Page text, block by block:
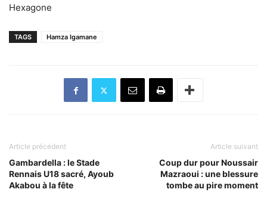
Hexagone
TAGS Hamza Igamane
Article précédent
Gambardella : le Stade
Rennais U18 sacré, Ayoub
Akabou à la fête
Article suivant
Coup dur pour Noussair
Mazraoui : une blessure
tombe au pire moment